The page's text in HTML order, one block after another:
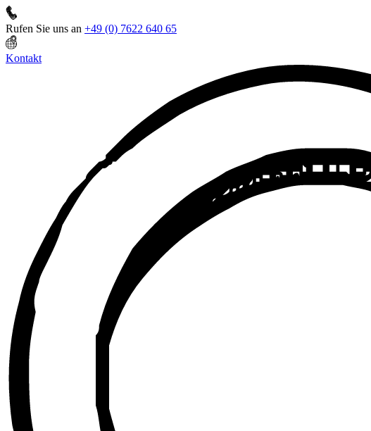
Rufen Sie uns an +49 (0) 7622 640 65
Kontakt